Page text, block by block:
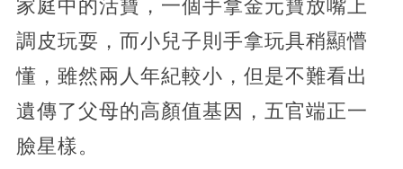
家庭中的活寶，一個手拿金元寶放嘴上
調皮玩耍，而小兒子則手拿玩具稍顯懵
懂，雖然兩人年紀較小，但是不難看出
遺傳了父母的高顏值基因，五官端正一
臉星樣。